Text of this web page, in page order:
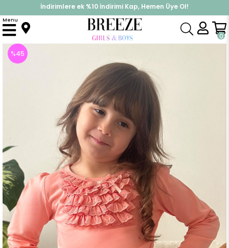
%30 Sepette Yaz İndirimi, Hemen Al!
İndirimlere ek %10 İndirimi Kap, Hemen Üye Ol!
0
Menu
Anasayfa Üst Giyim Uzun Kollu Tişört Kız Çocuk Uzun Kollu Tişört Güpürlü Fiyonklu Somon (3-8 Yaş)
%45